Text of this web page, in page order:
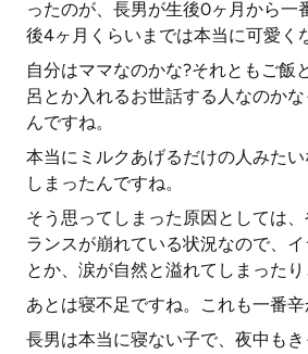
ったのが、長男が生後0ヶ月から一
後4ヶ月くらいまでは本当に可愛く
自分はママなのかな?それともご飯
呂とか入れるお世話する人なのか
んですね。
本当にミルクあげるだけの人みた
しまったんですね。
そう思ってしまった原因としては
ランスが崩れている状況なので、
とか、涙が自然と溢れてしまったり
あとは寝不足ですね。これも一番辛
長男は本当に寝ない子で、夜中も